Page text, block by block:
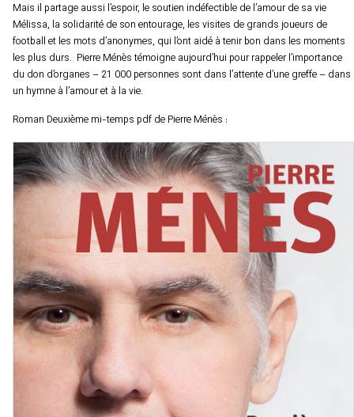
Mais il partage aussi l’espoir, le soutien indéfectible de l’amour de sa vie
Mélissa, la solidarité de son entourage, les visites de grands joueurs de
football et les mots d’anonymes, qui l’ont aidé à tenir bon dans les moments
les plus durs. Pierre Ménès témoigne aujourd’hui pour rappeler l’importance
du don d’organes – 21 000 personnes sont dans l’attente d’une greffe – dans
un hymne à l’amour et à la vie.
Roman Deuxième mi-temps pdf de Pierre Ménès :